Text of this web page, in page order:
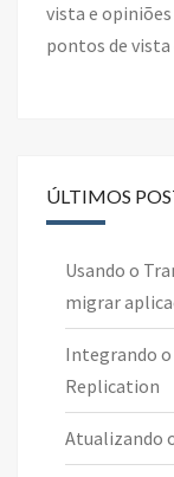
vista e
pontos de
ÚLTIMOS
Usando o
migrar
Integrando o
Replication
Atualizando